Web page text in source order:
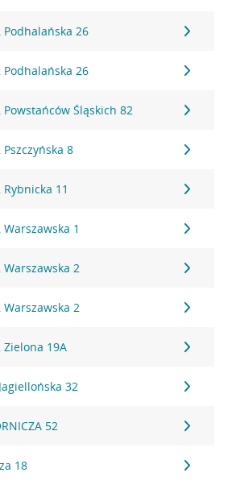
Podhalańska 26
Podhalańska 26
Śląskich 82
8
11
1
2
2
Zielona 19A
32
52
18